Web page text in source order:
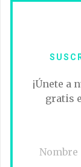
¡Únete a
gratis